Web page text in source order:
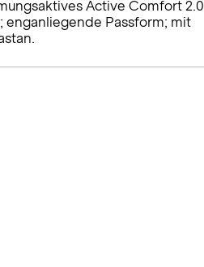
Active Comfort 2.0
Passform; mit